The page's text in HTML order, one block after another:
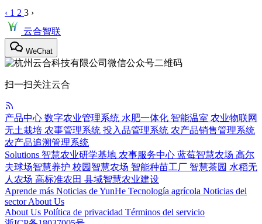
‹ 1 2 3 ›
云合智联
WeChat
扫一扫关注云合
产品中心 数字农业管理系统 水肥一体化 智能温室 农业物联网
无土栽培 农事管理系统 投入品管理系统 农产品销售管理系统
农产品追溯管理系统
Solutions 智慧农业研学基地 农事服务中心 蓝莓智慧农场 高尔
夫球场智慧养护 校园智慧农场 智能种苗工厂 智慧茶园 水稻无
人农场 高标准农田 县域智慧农业建设
Aprende más Noticias de YunHe Tecnología agrícola Noticias del
sectorAbout Us
About Us Política de privacidad Términos del servicio